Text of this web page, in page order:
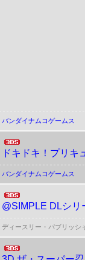
バンダイナムコゲームス
ドキドキ！プリキ
バンダイナムコゲームス
@SIMPLE DLシリ
ディースリー・パブリッシ